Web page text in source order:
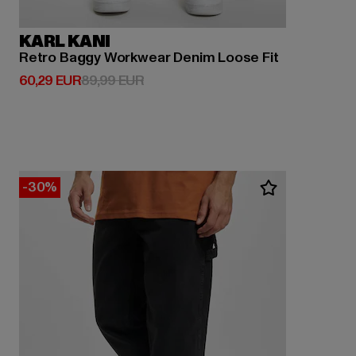
KARL KANI
Retro Baggy Workwear Denim Loose Fit
60,29 EUR
Derzeitiger Preis: 60,29 EUR
89,99 EURAktionspreis: 89,99 EUR
-30%